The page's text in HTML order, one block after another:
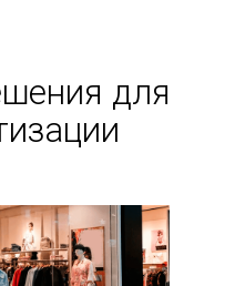
для